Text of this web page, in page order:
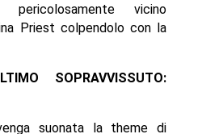
pericolosamente vicino
Priest colpendolo con la
SOPRAVVISSUTO:
suonata la theme di